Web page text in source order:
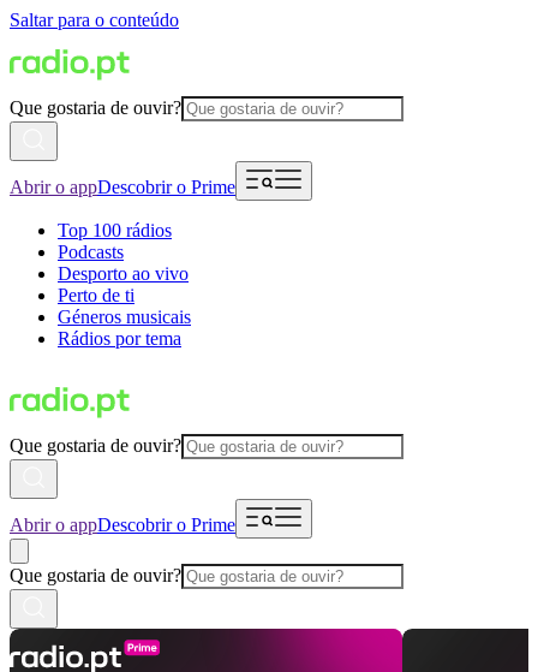
Saltar para o conteúdo
Que gostaria de ouvir?
Abrir o appDescobrir o Prime
Top 100 rádios
Podcasts
Desporto ao vivo
Perto de ti
Géneros musicais
Rádios por tema
Que gostaria de ouvir?
Abrir o appDescobrir o Prime
Que gostaria de ouvir?